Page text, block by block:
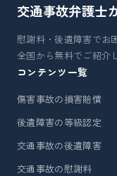
交通事故弁護士
慰謝料・後遺障害でお
全国から無料でご紹介
コンテンツ一覧
傷害事故の損害賠償
後遺障害の等級認定
交通事故の後遺障害
交通事故の慰謝料